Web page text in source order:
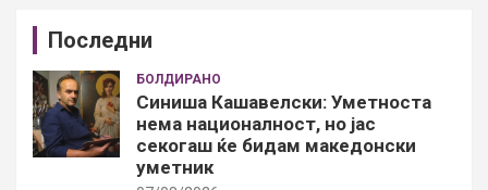
Последни
БОЛДИРАНО
Синиша Кашавелски: Уметноста
нема националност, но јас
секогаш ќе бидам македонски
уметник